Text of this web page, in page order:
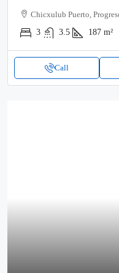
Chicxulub Puerto,
3
3.5 187 m²
Call